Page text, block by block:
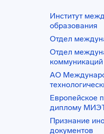
Институт
образования
Отдел
Отдел
коммуникаций
АО
Европейское
диплому
Признание
документов